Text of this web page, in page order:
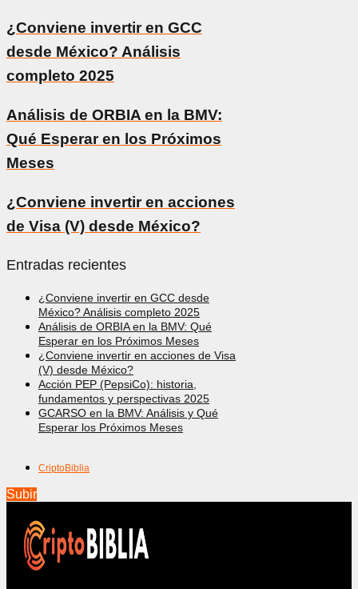
¿Conviene invertir en GCC
desde México? Análisis
completo 2025
Análisis de ORBIA en la BMV:
Qué Esperar en los Próximos
Meses
¿Conviene invertir en acciones
de Visa (V) desde México?
Entradas recientes
¿Conviene invertir en GCC desde
México? Análisis completo 2025
Análisis de ORBIA en la BMV: Qué
Esperar en los Próximos Meses
¿Conviene invertir en acciones de Visa
(V) desde México?
Acción PEP (PepsiCo): historia,
fundamentos y perspectivas 2025
GCARSO en la BMV: Análisis y Qué
Esperar los Próximos Meses
CriptoBiblia
Subir